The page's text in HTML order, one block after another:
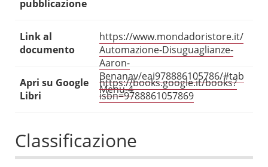
pubblicazione
Link al
documento
https://www.mondadoristore.it/
Automazione-Disuguaglianze-
Aaron-
Benanav/eai978886105786/#tab
Menu-4
Apri su Google
Libri
https://books.google.it/books?
isbn=9788861057869
Classificazione